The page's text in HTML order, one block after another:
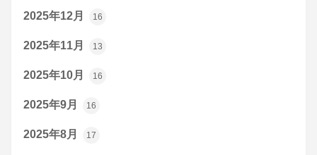
2025年12月 16
2025年11月 13
2025年10月 16
2025年9月 16
2025年8月 17